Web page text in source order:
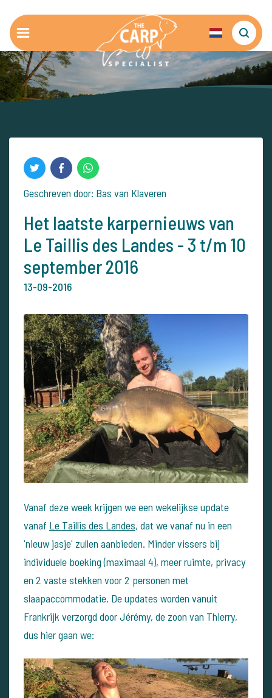
Geschreven door: Bas van Klaveren
Het laatste karpernieuws van
Le Taillis des Landes - 3 t/m 10
september 2016
13-09-2016
Vanaf deze week krijgen we een wekelijkse update
vanaf Le Taillis des Landes, dat we vanaf nu in een
'nieuw jasje' zullen aanbieden. Minder vissers bij
individuele boeking (maximaal 4), meer ruimte, privacy
en 2 vaste stekken voor 2 personen met
slaapaccommodatie. De updates worden vanuit
Frankrijk verzorgd door Jérémy, de zoon van Thierry,
dus hier gaan we: